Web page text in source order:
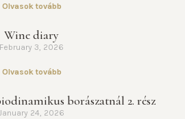
Olvasok tovább
Wine diary
February 3, 2026
Olvasok tovább
borászatnál 2. rész
24, 2026